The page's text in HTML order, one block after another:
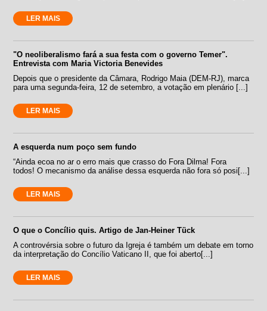
LER MAIS
"O neoliberalismo fará a sua festa com o governo Temer".
Entrevista com Maria Victoria Benevides
Depois que o presidente da Câmara, Rodrigo Maia (DEM-RJ), marca
para uma segunda-feira, 12 de setembro, a votação em plenário [...]
LER MAIS
A esquerda num poço sem fundo
“Ainda ecoa no ar o erro mais que crasso do Fora Dilma! Fora
todos! O mecanismo da análise dessa esquerda não fora só posi[...]
LER MAIS
O que o Concílio quis. Artigo de Jan-Heiner Tück
A controvérsia sobre o futuro da Igreja é também um debate em torno
da interpretação do Concílio Vaticano II, que foi aberto[...]
LER MAIS